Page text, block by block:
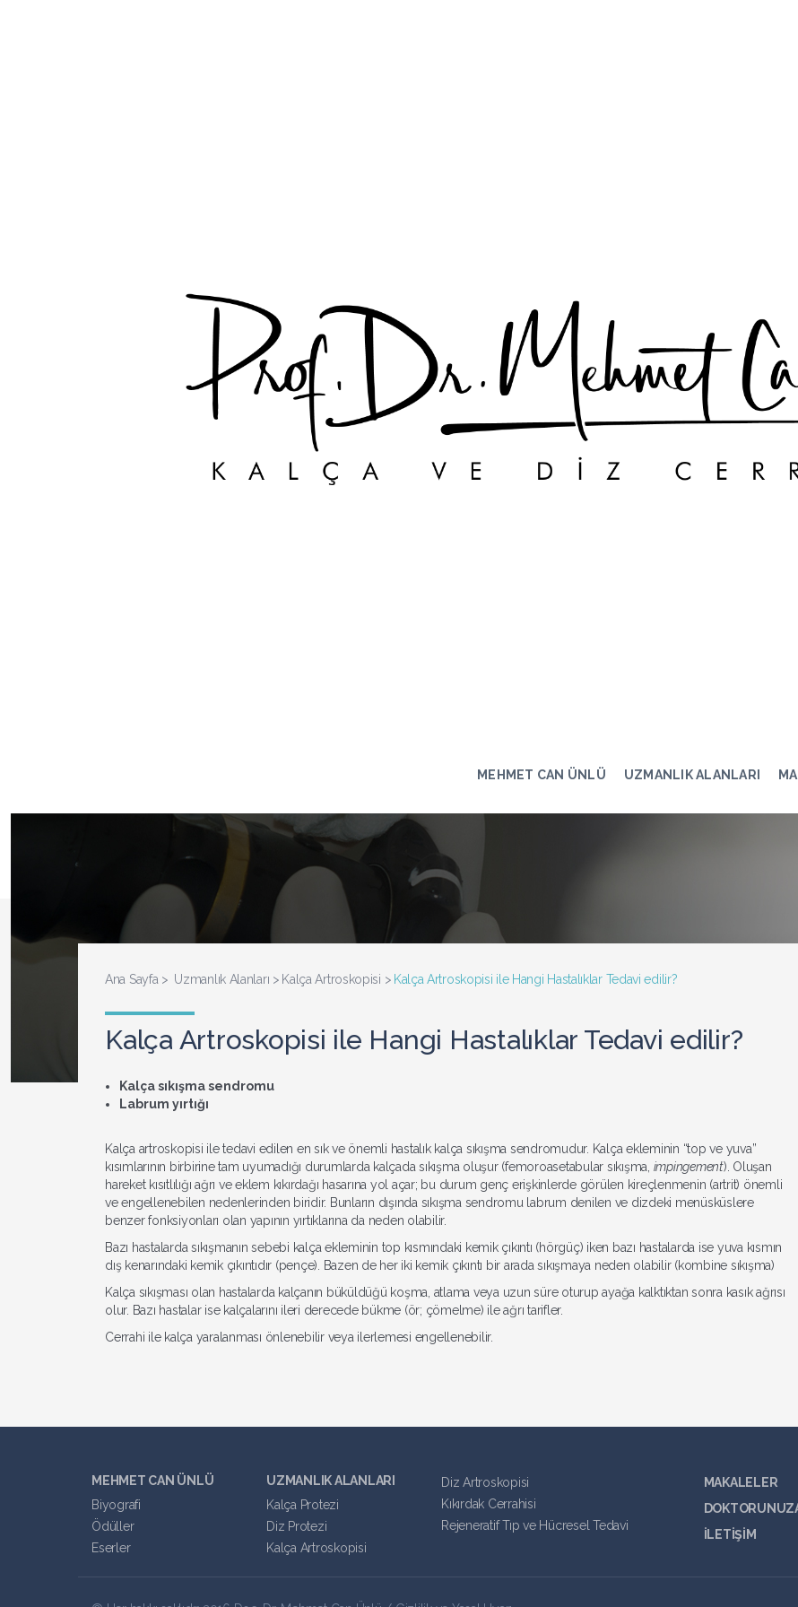
MEHMET CAN ÜNLÜ UZMANLIK ALANLARI
Ana Sayfa Uzmanlık Alanları Kalça Artroskopisi Kalça Artroskopisi ile Hangi Hastalıklar Tedavi edilir?
Kalça Artroskopisi ile Hangi Hastalıklar Tedavi edilir?
Kalça sıkışma sendromu
Labrum yırtığı
Kalça artroskopisi ile tedavi edilen en sık ve önemli hastalık kalça sıkışma sendromudur. Kalça ekleminin “top ve yuva”
kısımlarının birbirine tam uyumadığı durumlarda kalçada sıkışma oluşur (femoroasetabular sıkışma, impingement). Oluşan
hareket kısıtlılığı ağrı ve eklem kıkırdağı hasarına yol açar; bu durum genç erişkinlerde görülen kireçlenmenin (artrit) önemli
ve engellenebilen nedenlerinden biridir. Bunların dışında sıkışma sendromu labrum denilen ve dizdeki menüsküslere
benzer fonksiyonları olan yapının yırtıklarına da neden olabilir.
Bazı hastalarda sıkışmanın sebebi kalça ekleminin top kısmındaki kemik çıkıntı (hörgüç) iken bazı hastalarda ise yuva kısmın
dış kenarındaki kemik çıkıntıdır (pençe). Bazen de her iki kemik çıkıntı bir arada sıkışmaya neden olabilir (kombine sıkışma)
Kalça sıkışması olan hastalarda kalçanın büküldüğü koşma, atlama veya uzun süre oturup ayağa kalktıktan sonra kasık ağrısı
olur. Bazı hastalar ise kalçalarını ileri derecede bükme (ör; çömelme) ile ağrı tarifler.
Cerrahi ile kalça yaralanması önlenebilir veya ilerlemesi engellenebilir.
MEHMET CAN ÜNLÜ
Biyografi
Ödüller
Eserler
UZMANLIK ALANLARI
Kalça Protezi
Diz Protezi
Kalça Artroskopisi
Diz Artroskopisi
Kıkırdak Cerrahisi
Rejeneratif Tıp ve Hücresel Tedavi
MAKALELER
İLETİŞİM